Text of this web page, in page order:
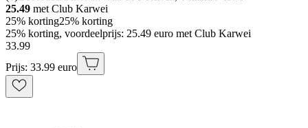
25.49 met Club Karwei
25% korting25% korting
25% korting, voordeelprijs: 25.49 euro met Club Karwei
33.99
Prijs: 33.99 euro